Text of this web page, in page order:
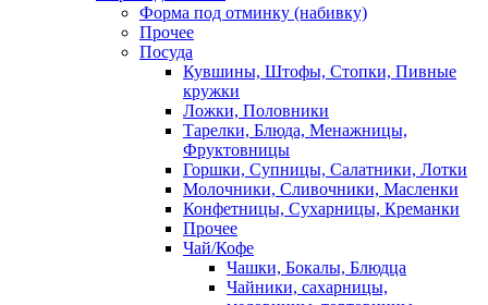
Форма под отминку (набивку)
Прочее
Посуда
Кувшины, Штофы, Стопки, Пивные
кружки
Ложки, Половники
Тарелки, Блюда, Менажницы,
Фруктовницы
Горшки, Супницы, Салатники, Лотки
Молочники, Сливочники, Масленки
Конфетницы, Сухарницы, Креманки
Прочее
Чай/Кофе
Чашки, Бокалы, Блюдца
Чайники, сахарницы,